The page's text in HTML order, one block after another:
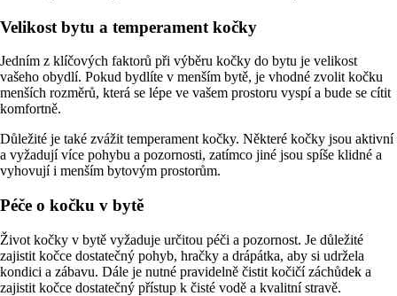
Velikost bytu a temperament kočky
Jedním z klíčových faktorů při výběru kočky do bytu je velikost
vašeho obydlí. Pokud bydlíte v menším bytě, je vhodné zvolit kočku
menších rozměrů, která se lépe ve vašem prostoru vyspí a bude se cítit
komfortně.
Důležité je také zvážit temperament kočky. Některé kočky jsou aktivní
a vyžadují více pohybu a pozornosti, zatímco jiné jsou spíše klidné a
vyhovují i menším bytovým prostorům.
Péče o kočku v bytě
Život kočky v bytě vyžaduje určitou péči a pozornost. Je důležité
zajistit kočce dostatečný pohyb, hračky a drápátka, aby si udržela
kondici a zábavu. Dále je nutné pravidelně čistit kočičí záchůdek a
zajistit kočce dostatečný přístup k čisté vodě a kvalitní stravě.